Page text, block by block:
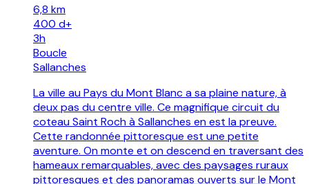
6,8 km
400 d+
3h
Boucle
Sallanches
La ville au Pays du Mont Blanc a sa plaine nature, à
deux pas du centre ville. Ce magnifique circuit du
coteau Saint Roch à Sallanches en est la preuve.
Cette randonnée pittoresque est une petite
aventure. On monte et on descend en traversant des
hameaux remarquables, avec des paysages ruraux
pittoresques et des panoramas ouverts sur le Mont